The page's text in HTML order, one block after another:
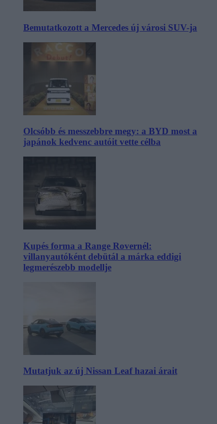
Bemutatkozott a Mercedes új városi SUV-ja
Olcsóbb és messzebbre megy: a BYD most a
japánok kedvenc autóit vette célba
Kupés forma a Range Rovernél:
villanyautóként debütál a márka eddigi
legmerészebb modellje
Mutatjuk az új Nissan Leaf hazai árait